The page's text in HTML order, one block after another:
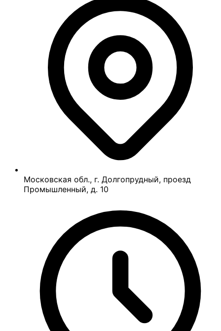
Московская обл., г. Долгопрудный, проезд
Промышленный, д. 10